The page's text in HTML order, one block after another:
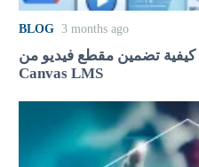
BLOG 3 months ago
كيفية تضمين مقطع فيديو من Google Drive في
Canvas LMS